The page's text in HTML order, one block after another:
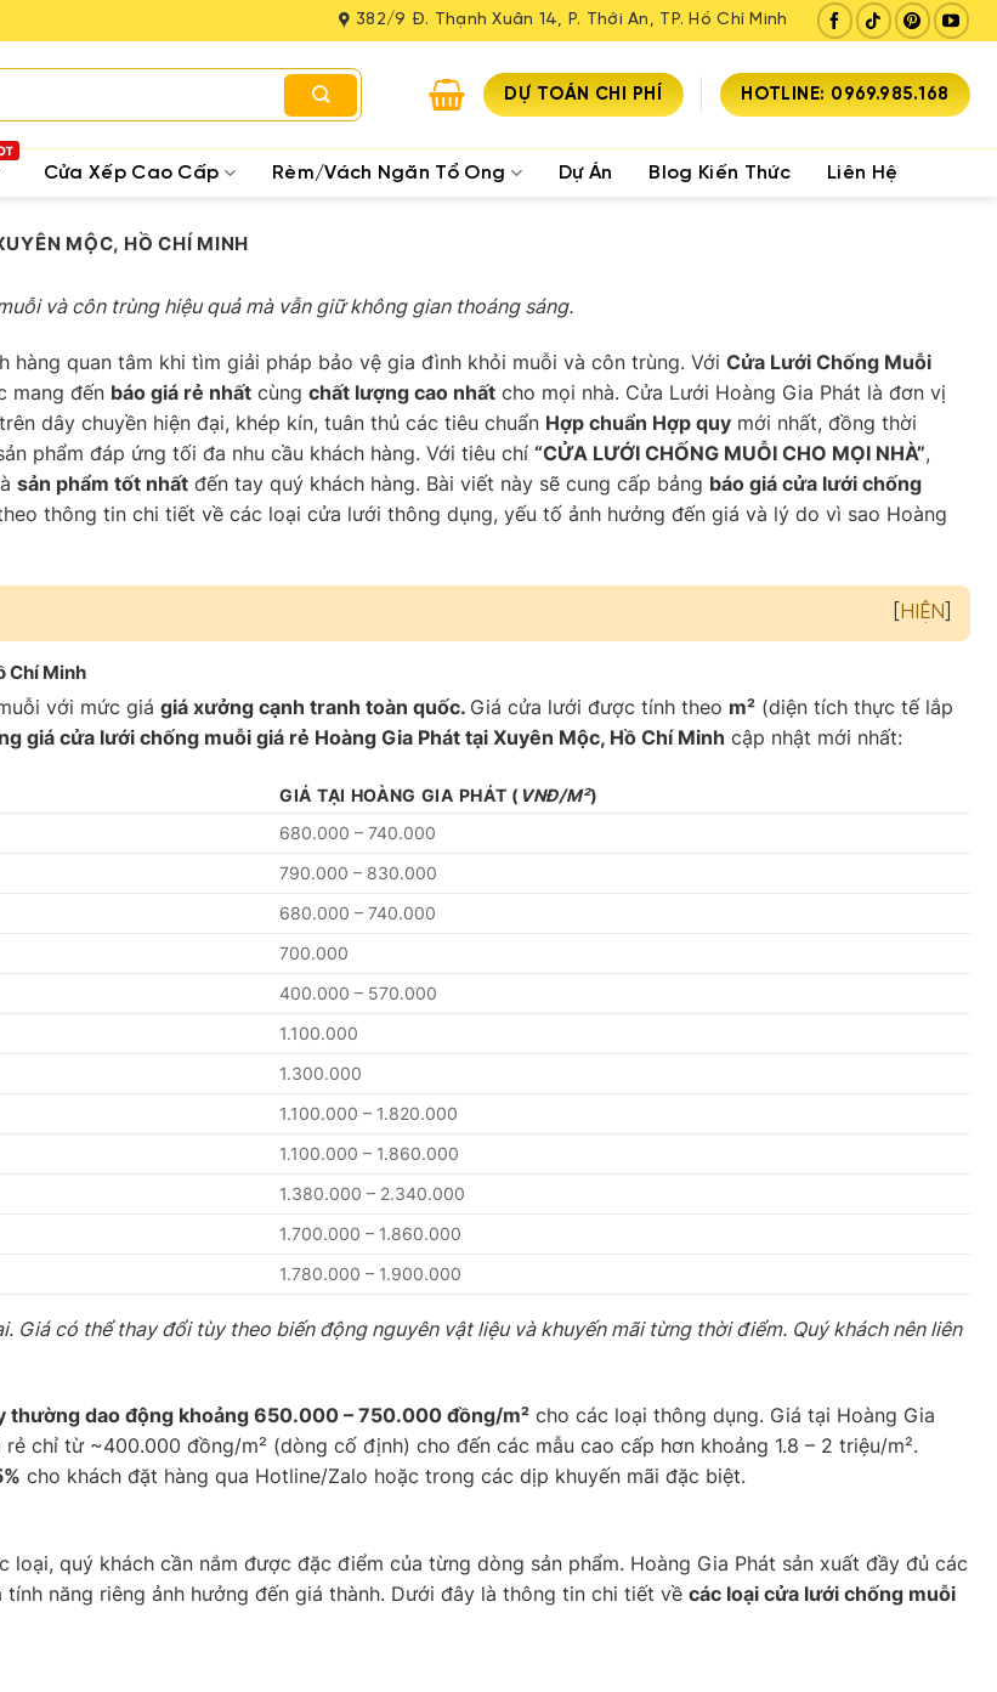
382/9 Đ. Thạnh Xuân 14, P. Thới An, TP. Hồ Chí Minh
DỰ TOÁN CHI PHÍ HOTLINE: 0969.985.168
Cửa Xếp Cao Cấp Rèm/Vách Ngăn Tổ Ong Dự Án Blog Kiến Thức Liên Hệ
MỘC, HỒ CHÍ MINH
và côn trùng hiệu quả mà vẫn giữ không gian thoáng sáng.
quan tâm khi tìm giải pháp bảo vệ gia đình khỏi muỗi và côn trùng. Với Cửa Lưới Chống Muỗi
mang đến báo giá rẻ nhất cùng chất lượng cao nhất cho mọi nhà. Cửa Lưới Hoàng Gia Phát là đơn vị
dây chuyền hiện đại, khép kín, tuân thủ các tiêu chuẩn Hợp chuẩn Hợp quy mới nhất, đồng thời
phẩm đáp ứng tối đa nhu cầu khách hàng. Với tiêu chí “CỬA LƯỚI CHỐNG MUỖI CHO MỌI NHÀ”,
sản phẩm tốt nhất đến tay quý khách hàng. Bài viết này sẽ cung cấp bảng báo giá cửa lưới chống
thông tin chi tiết về các loại cửa lưới thông dụng, yếu tố ảnh hưởng đến giá và lý do vì sao Hoàng
HIỆN
Chí Minh
với mức giá giá xưởng cạnh tranh toàn quốc. Giá cửa lưới được tính theo m² (diện tích thực tế lắp
giá cửa lưới chống muỗi giá rẻ Hoàng Gia Phát tại Xuyên Mộc, Hồ Chí Minh cập nhật mới nhất:
GIÁ TẠI HOÀNG GIA PHÁT ( VNĐ/M²)
680.000 – 740.000
790.000 – 830.000
680.000 – 740.000
700.000
400.000 – 570.000
1.100.000
1.300.000
1.100.000 – 1.820.000
1.100.000 – 1.860.000
1.380.000 – 2.340.000
1.700.000 – 1.860.000
1.780.000 – 1.900.000
Giá có thể thay đổi tùy theo biến động nguyên vật liệu và khuyến mãi từng thời điểm. Quý khách nên liên
dao động khoảng 650.000 – 750.000 đồng/m² cho các loại thông dụng. Giá tại Hoàng Gia
chỉ từ ~400.000 đồng/m² (dòng cố định) cho đến các mẫu cao cấp hơn khoảng 1.8 – 2 triệu/m².
cho khách đặt hàng qua Hotline/Zalo hoặc trong các dịp khuyến mãi đặc biệt.
loại, quý khách cần nắm được đặc điểm của từng dòng sản phẩm. Hoàng Gia Phát sản xuất đầy đủ các
năng riêng ảnh hưởng đến giá thành. Dưới đây là thông tin chi tiết về các loại cửa lưới chống muỗi